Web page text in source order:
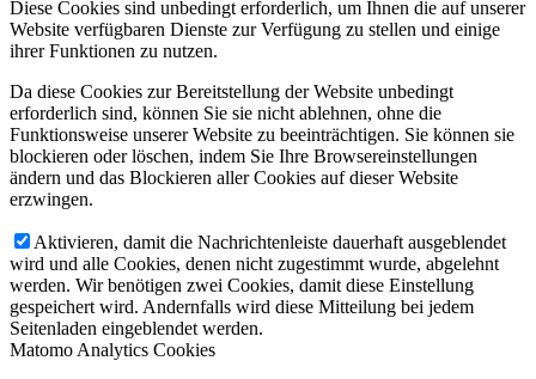
Diese Cookies sind unbedingt erforderlich, um Ihnen die auf unserer
Website verfügbaren Dienste zur Verfügung zu stellen und einige
ihrer Funktionen zu nutzen.
Da diese Cookies zur Bereitstellung der Website unbedingt
erforderlich sind, können Sie sie nicht ablehnen, ohne die
Funktionsweise unserer Website zu beeinträchtigen. Sie können sie
blockieren oder löschen, indem Sie Ihre Browsereinstellungen
ändern und das Blockieren aller Cookies auf dieser Website
erzwingen.
Aktivieren, damit die Nachrichtenleiste dauerhaft ausgeblendet
wird und alle Cookies, denen nicht zugestimmt wurde, abgelehnt
werden. Wir benötigen zwei Cookies, damit diese Einstellung
gespeichert wird. Andernfalls wird diese Mitteilung bei jedem
Seitenladen eingeblendet werden.
Matomo Analytics Cookies